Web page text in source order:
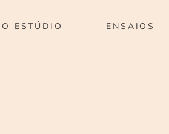
O ESTÚDIO ENSAIOS